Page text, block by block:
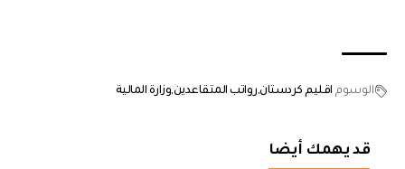
الوسوم اقليم كردستان رواتب المتقاعدينوزارة المالية
قد يهمك أيضا